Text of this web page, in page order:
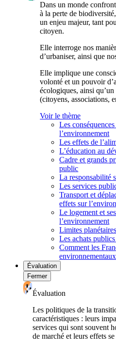
Dans un monde
à la perte de
un enjeu majeur, tant
citoyen.
Elle interroge nos
d’urbaniser, ainsi que
Elle implique une
volonté et un pouvoir
écologiques, ainsi
(citoyens, associations,
Voir le thème
Les
l’environnement
Les effets de
L’éducation au
Cadre et grands
public
La responsabilité
Les services
Transport et
effets sur
Le logement et
l’environnement
Limites planétaires
Les achats
Comment les
Évaluation
Fermer
Évaluation
Les politiques de la
caractéristiques : leurs
services qui sont souvent
de marché et leurs effets